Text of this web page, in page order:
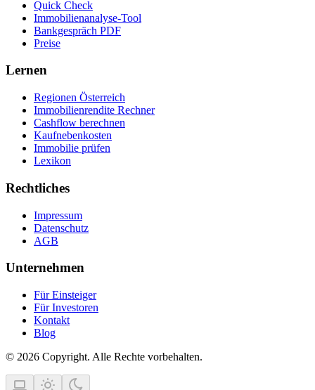
Quick Check
Immobilienanalyse-Tool
Bankgespräch PDF
Preise
Lernen
Regionen Österreich
Immobilienrendite Rechner
Cashflow berechnen
Kaufnebenkosten
Immobilie prüfen
Lexikon
Rechtliches
Impressum
Datenschutz
AGB
Unternehmen
Für Einsteiger
Für Investoren
Kontakt
Blog
© 2026 Copyright. Alle Rechte vorbehalten.